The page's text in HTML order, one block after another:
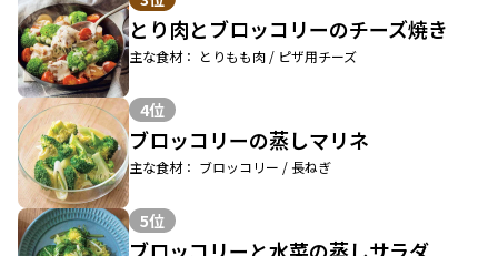
とり肉とブロッコリーのチーズ焼き
主な食材： とりもも肉 / ピザ用チーズ
4位
ブロッコリーの蒸しマリネ
主な食材： ブロッコリー / 長ねぎ
5位